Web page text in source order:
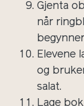
Gjenta
når
Elevene
og
salat.
Lage